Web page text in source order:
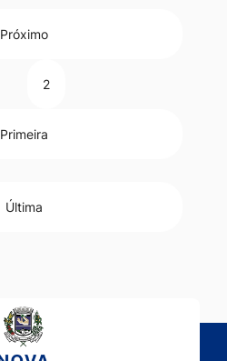
Primeira
2
Próximo
Última